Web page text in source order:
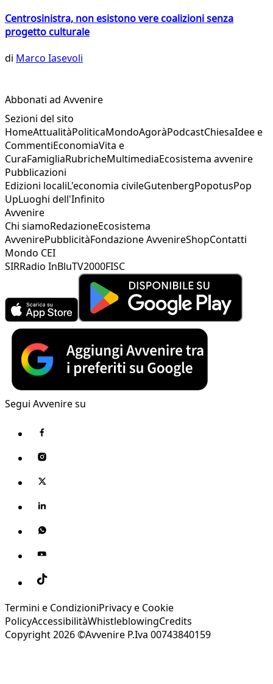
Centrosinistra, non esistono vere coalizioni senza
progetto culturale
di Marco Iasevoli
Abbonati ad Avvenire
Sezioni del sito
HomeAttualitàPoliticaMondoAgoràPodcastChiesaIdee e
CommentiEconomiaVita e
CuraFamigliaRubricheMultimediaEcosistema avvenire
Pubblicazioni
Edizioni localiL'economia civileGutenbergPopotusPop
UpLuoghi dell'Infinito
Avvenire
Chi siamoRedazioneEcosistema
AvvenirePubblicitàFondazione AvvenireShopContatti
Mondo CEI
SIRRadio InBluTV2000FISC
Segui Avvenire su
Termini e CondizioniPrivacy e Cookie
PolicyAccessibilitàWhistleblowingCredits
Copyright 2026 ©Avvenire P.Iva 00743840159